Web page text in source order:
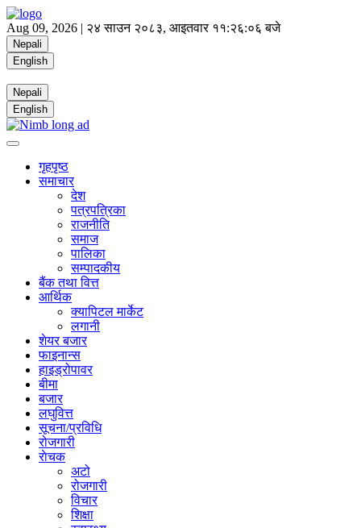
Aug 09, 2026 | २४ साउन २०८३, आइतवार ११:२६:०६ बजे
Nepali
English
Nepali
English
गृहपृष्ठ
समाचार
देश
पत्रपत्रिका
राजनीति
समाज
पालिका
सम्पादकीय
बैंक तथा वित्त
आर्थिक
क्यापिटल मार्केट
लगानी
शेयर बजार
फाइनान्स
हाइड्रोपावर
बीमा
बजार
लघुवित्त
सूचना/प्रविधि
रोजगारी
राेचक
अटो
रोजगारी
विचार
शिक्षा